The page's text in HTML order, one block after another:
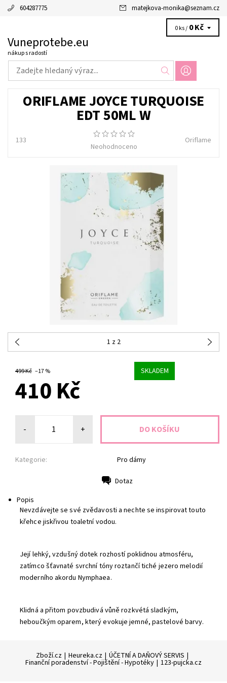
604287775 matejkova-monika@seznam.cz
Vuneprotebe.eu
nákup s radostí
0 ks / 0 Kč
ORIFLAME JOYCE TURQUOISE
EDT 50ML W
133
Neohodnoceno
Oriflame
1 z 2
499 Kč –17 % SKLADEM
410 Kč
- +
Kategorie: Pro dámy
Dotaz
Popis
Nevzdávejte se své zvědavosti a nechte se inspirovat touto
křehce jiskřivou toaletní vodou.
Její lehký, vzdušný dotek rozhostí poklidnou atmosféru,
zatímco šťavnaté svrchní tóny roztančí tiché jezero melodií
moderního akordu Nymphaea.
Klidná a přitom povzbudivá vůně rozkvétá sladkým,
heboučkým oparem, který evokuje jemné, pastelové barvy.
Zboží.cz | Heureka.cz | ÚČETNÍ A DAŇOVÝ SERVIS |
Finanční poradenství - Pojištění - Hypotéky | 123-pujcka.cz